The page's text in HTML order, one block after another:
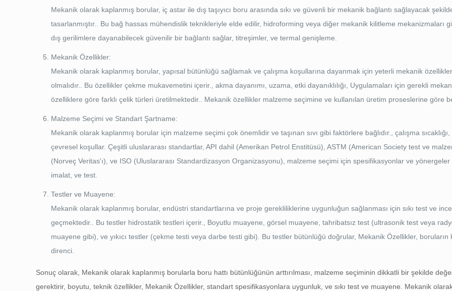
Mekanik olarak kaplanmış borular, iç astar ile dış taşıyıcı boru arasında sıkı ve güvenli bir mekanik bağlantı sağlayacak
tasarlanmıştır.. Bu bağ hassas mühendislik teknikleriyle elde edilir, hidroforming veya diğer mekanik kilitleme mekanizmaları
dış gerilimlere dayanabilecek güvenilir bir bağlantı sağlar, titreşimler, ve termal genişleme.
Mekanik Özellikler:
Mekanik olarak kaplanmış borular, yapısal bütünlüğü sağlamak ve çalışma koşullarına dayanmak için yeterli mekanik
olmalıdır.. Bu özellikler çekme mukavemetini içerir., akma dayanımı, uzama, etki dayanıklılığı, Uygulamaları için gerekli
özelliklere göre farklı çelik türleri üretilmektedir.. Mekanik özellikler malzeme seçimine ve kullanılan üretim proseslerine göre
Malzeme Seçimi ve Standart Şartname:
Mekanik olarak kaplanmış borular için malzeme seçimi çok önemlidir ve taşınan sıvı gibi faktörlere bağlıdır., çalışma sıcaklığı,
çevresel koşullar. Çeşitli uluslararası standartlar, API dahil (Amerikan Petrol Enstitüsü), ASTM (American Society test ve
(Norveç Veritas'ı), ve ISO (Uluslararası Standardizasyon Organizasyonu), malzeme seçimi için spesifikasyonlar ve yönergeler
imalat, ve test.
Testler ve Muayene:
Mekanik olarak kaplanmış borular, endüstri standartlarına ve proje gerekliliklerine uygunluğun sağlanması için sıkı test ve
geçmektedir.. Bu testler hidrostatik testleri içerir., Boyutlu muayene, görsel muayene, tahribatsız test (ultrasonik test veya
muayene gibi), ve yıkıcı testler (çekme testi veya darbe testi gibi). Bu testler bütünlüğü doğrular, Mekanik Özellikler, boruların
direnci.
Sonuç olarak, Mekanik olarak kaplanmış borularla boru hattı bütünlüğünün arttırılması, malzeme seçiminin dikkatli bir şekilde
gerektirir, boyutu, teknik özellikler, Mekanik Özellikler, standart spesifikasyonlara uygunluk, ve sıkı test ve muayene. Mekanik